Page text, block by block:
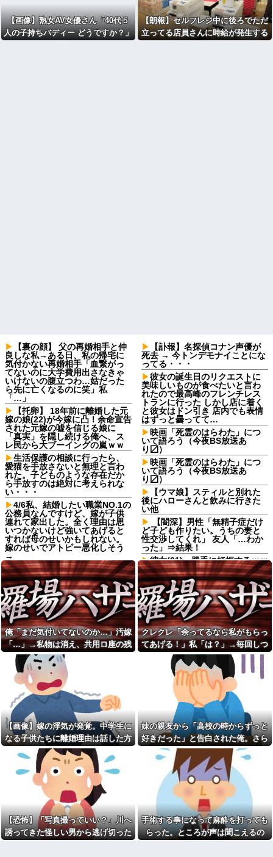
【画像】熟女AV女優さん「40代５
人の子持ちバディー どうですか？」
【朗報】セルフレジ中に後ろでただ
立ってる店員さんに時給が発生する
【裏の顔】 父の再婚相手と仲
良しな私→ある日、私の帰宅に
気付かない再婚相手「血繋がっ
てないのに大学費用出さなきゃ
いけないの腹立つわ…姑だった
ら先に亡くなるのに笑」私
「…」
【托卵】 18年前に離婚した元
嫁の娘(22)が今嫁に凸！余命宣告
された元嫁の嘘を信じる娘に
「真実」を隠し続ける俺へ、ス
レ民から大ブーイングの嵐ｗｗ
生活保護の相談に行ったら、
愛猫を手放さないと無理と言わ
れた。子どものような存在だか
ら手放すのは絶対に考えられな
い・・・
4/6私、結婚したい職業NO.1の
公務員なんですけど、嫁が子供
連れて家出した。全く理由は思
いつかないけど強いてあげると
すれば母のせいかもしれない。
嫁のせいでアトピー悪化しそう
→
夫が首を吊った。気に入らな
いと私を殴るウトとそれを傍観
するトメに生活費をくれない
夫…地獄の義実家をでて離婚し
ようとしたら…夫にはとんでも
ない秘密があった
定食屋で大学生が大将に殴ら
れた。その理由がスカッとする...
友人の結婚式へ向かう日に、
トメから車を出せと要求され
た。断っただけなのに大騒ぎに
なってしまい…
嫁「間男と再婚したい」俺
「慰謝料を払うなら離婚だ」→
ところが後日「やっぱり戻りた
い」と言い出して…
某有名な外国系の公益法人で
窓口受付をやったとき、シフト
外しみたいな人をシフト表で数
人確認できたわ
高校の頃、担任と隣のクラス
の担任が結婚。「お祝いに行こ
う！」と結婚式場に突撃した結
熊本地震で居酒屋から温泉が
湧き出るｗｗｗｗｗｗｗｗ
【悲報】思春期の娘に「キモ
ッ」と言われたお父さん、グレ
るｗｗｗｗｗｗｗ
【訃報】名探偵コナン声優が
死去 → 今トンデモナイことにな
ってる・・・
彼女の誕生日のリクエストに
美味しいものが食べたいと言わ
れたので最高峰のフレンチレス
トランに行った しかし店に着く
と彼女はドン引き 店内でも表情
はずっと曇ってて…
映画「死霊のはらわた」につ
いて語ろう（今夜BS放送あ
り〼）
映画「死霊のはらわた」につ
いて語ろう（今夜BS放送あ
り〼）
【ウマ娘】スティルと別れた
後にハローさんと飲みに行きた
い他
【闇深】男性「無精子症だけ
ど子ども作りたい。うちの妻と
性交渉してくれ」 友人「…わか
った」⇒結果！
彼女(31)、勝手に妊娠するｗｗ
ｗｗｗｗ
義母が仕事用PCを無断閲覧＆
●●サイトで感染「悪気はない
～」と笑う義母にPC画像トラッ
プを仕掛けた結果、恐怖のウィ
ルス事件に発展←PC初心者を弄
ぶ嫁ちゃん強い
外食で茶碗にご飯粒を点々と
残して平気なオッサン多すぎ問
題！昔の人ほど食事マナーに厳
しいと思ってたのに……「コッ
ペパン世代」の作法欠如なのか
単に老眼で見えていないだけな
【疑問】サイコパスって、な
んで平然と人を殺せるの？
「これ常時オンになってます
よ。ホコリの具合からして、だ
いぶ長いこと」8年分のガス代の
正体…？
【後始末係り】若い彼女持ち
の元旦と営み続ける32歳女の役
割がコレｗｗｗｗ
職場で電話を取った新入社員
の女子がヒワイなことを言われ
てショックを受けたことがあっ
た
閉じかけの電車の扉に子供を
抱っこしたまま手を挟んで開け
俺「まだ気付いてないのか…」汚嫁
「…」→私物は消え、共用ロ座の残
高は653円。それでも嫁は平然とし
ていて…
クレクレ「余ってるなら私がもらっ
てあげる！」私「は？」→毎回しつ
こく食い下がるので、ある方法を試
した結果…
【画像】嫁の浮気が発覚。中学生に
なる子供たちに離婚理由は話した方
がいい？
妹の親友から「高校の時からずっと
好きだった」と告白された俺。さら
にキス責めに遭い
【恐怖】「写真撮っていい？」川へ
誘ってきた怪しい男から逃げ切った
手術する事になって麻酔を打っても
らった。ところが声は聞こえるの